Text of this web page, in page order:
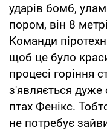
ударів бомб,
пором, він 8
Команди
щоб це було
процесі горіння
з'являється
птах Фенікс.
не потребує